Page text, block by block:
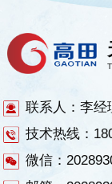
联系人：李经
技术热线：
微信：